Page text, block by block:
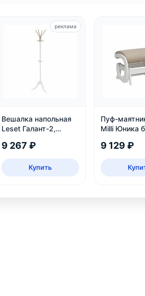
Вешалка напольная
Leset Галант-2,
9 267 ₽
Купить
реклама
Пуф-
Milli Юника
9 129 ₽